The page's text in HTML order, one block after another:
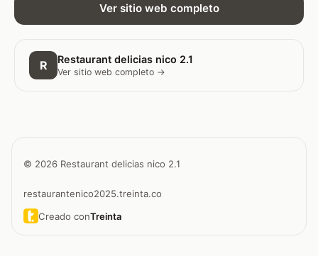
Ver sitio web completo
R Restaurant delicias nico 2.1
Ver sitio web completo →
© 2026 Restaurant delicias nico 2.1
restaurantenico2025.treinta.co
Creado conTreinta